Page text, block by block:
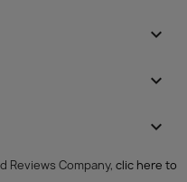


keyboard_arrow_down
Reviews Company, clic here to